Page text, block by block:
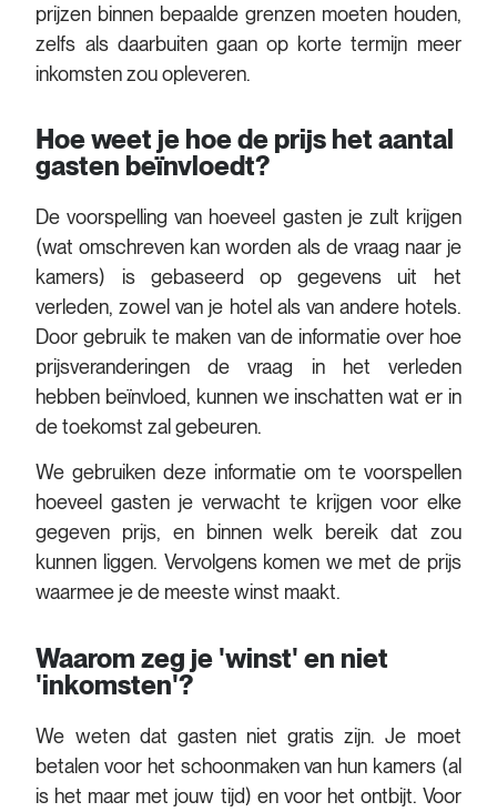
prijzen binnen bepaalde grenzen moeten houden,
zelfs als daarbuiten gaan op korte termijn meer
inkomsten zou opleveren.
Hoe weet je hoe de prijs het aantal
gasten beïnvloedt?
De voorspelling van hoeveel gasten je zult krijgen
(wat omschreven kan worden als de vraag naar je
kamers) is gebaseerd op gegevens uit het
verleden, zowel van je hotel als van andere hotels.
Door gebruik te maken van de informatie over hoe
prijsveranderingen de vraag in het verleden
hebben beïnvloed, kunnen we inschatten wat er in
de toekomst zal gebeuren.
We gebruiken deze informatie om te voorspellen
hoeveel gasten je verwacht te krijgen voor elke
gegeven prijs, en binnen welk bereik dat zou
kunnen liggen. Vervolgens komen we met de prijs
waarmee je de meeste winst maakt.
Waarom zeg je 'winst' en niet
'inkomsten'?
We weten dat gasten niet gratis zijn. Je moet
betalen voor het schoonmaken van hun kamers (al
is het maar met jouw tijd) en voor het ontbijt. Voor